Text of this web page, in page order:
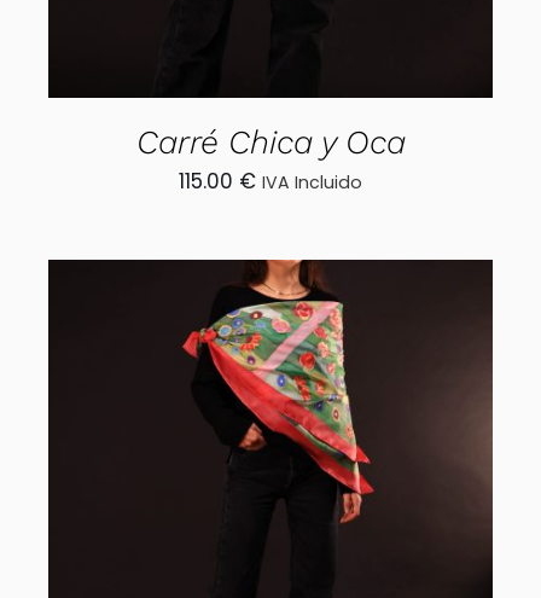
Carré Chica y Oca
115.00 € IVA Incluido
DETALLES